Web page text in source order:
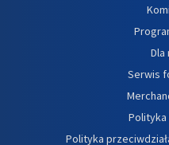
Dla
Serwis
Polityka
Polityka